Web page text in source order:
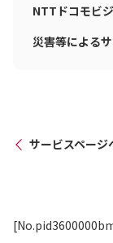
NTTドコモビ
災害等による
サービスページ